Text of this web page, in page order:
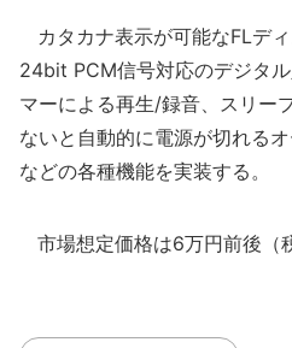
カタカナ表示が可能なFLデ
24bit PCM信号対応のデジタ
マーによる再生/録音、スリー
ないと自動的に電源が切れる
などの各種機能を実装する。
市場想定価格は6万円前後（